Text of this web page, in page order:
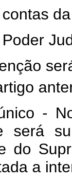
-
será
do
a